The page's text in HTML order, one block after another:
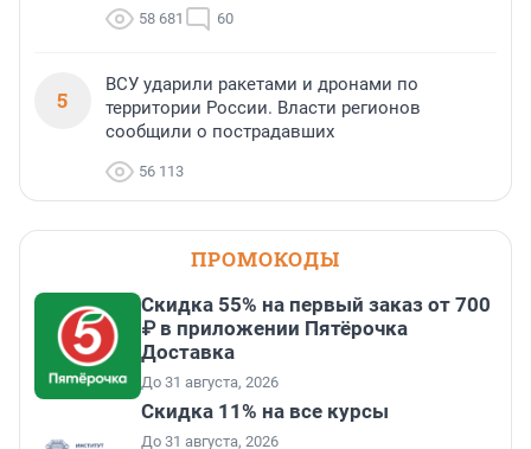
58 681 60
5
ВСУ ударили ракетами и дронами по
территории России. Власти регионов
сообщили о пострадавших
56 113
ПРОМОКОДЫ
Скидка 55% на первый заказ от 700
₽ в приложении Пятёрочка
Доставка
До 31 августа, 2026
Скидка 11% на все курсы
До 31 августа, 2026